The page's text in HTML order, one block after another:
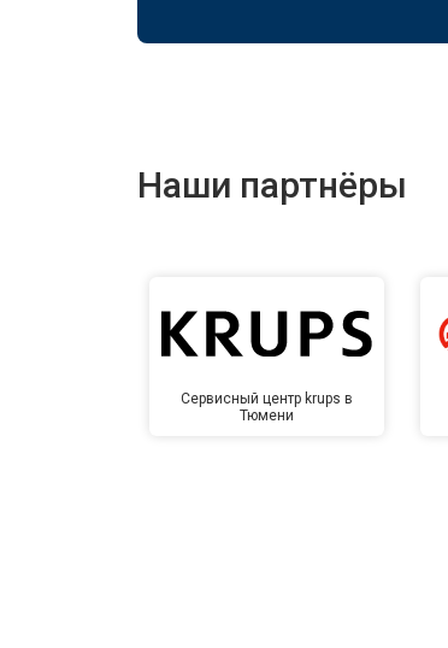
Наши партнёры
Сервисный центр krups в
Тюмени